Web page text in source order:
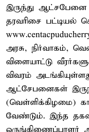
இருந்து ஆட்சபேனை
தரவரிசை
அரசு, நிர்வாகம்,
விளையாட்டு
விவரம்
ஆட்சேபனைகள்
(வெள்ளிக்கிழமை)
வேண்டும். இந்த
ஒருங்கிணைப்பாளர்